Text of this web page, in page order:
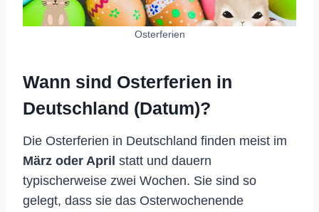
Osterferien
Wann sind Osterferien in
Deutschland (Datum)?
Die Osterferien in Deutschland finden meist im
März oder April statt und dauern
typischerweise zwei Wochen. Sie sind so
gelegt, dass sie das Osterwochenende